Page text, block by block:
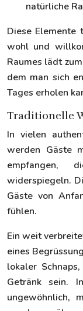
natürliche
Diese Elemente
wohl und
Raumes lädt
dem man sich
Tages erholen
Traditionelle
In vielen
werden Gäste
empfangen,
widerspiegeln.
Gäste von
fühlen.
Ein weit
eines
lokaler
Getränk sein.
ungewöhnlich,